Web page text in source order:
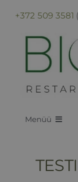
content
+372 509 3581
Menüü